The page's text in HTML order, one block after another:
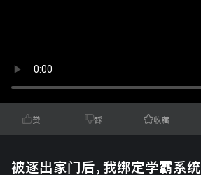
赞 踩 收藏
被逐出家门后，我绑定学霸系统